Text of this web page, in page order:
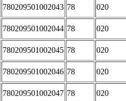
780209501002043 78 020
780209501002044 78 020
780209501002045 78 020
780209501002046 78 020
780209501002047 78 020